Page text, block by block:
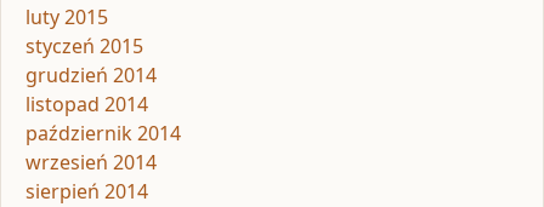
luty 2015
styczeń 2015
grudzień 2014
listopad 2014
październik 2014
wrzesień 2014
sierpień 2014